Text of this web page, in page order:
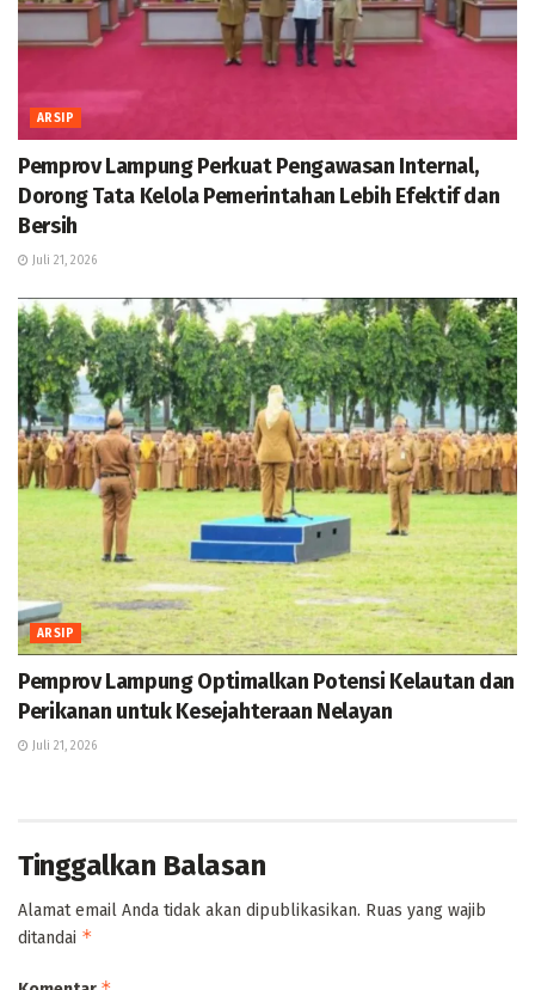
ARSIP
Pemprov Lampung Perkuat Pengawasan Internal,
Dorong Tata Kelola Pemerintahan Lebih Efektif dan
Bersih
Juli 21, 2026
ARSIP
Pemprov Lampung Optimalkan Potensi Kelautan dan
Perikanan untuk Kesejahteraan Nelayan
Juli 21, 2026
Tinggalkan Balasan
Alamat email Anda tidak akan dipublikasikan. Ruas yang wajib
ditandai *